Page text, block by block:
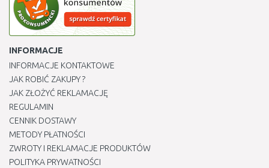
INFORMACJE
INFORMACJE KONTAKTOWE
JAK ROBIĆ ZAKUPY ?
JAK ZŁOŻYĆ REKLAMACJĘ
REGULAMIN
CENNIK DOSTAWY
METODY PŁATNOŚCI
ZWROTY I REKLAMACJE PRODUKTÓW
POLITYKA PRYWATNOŚCI